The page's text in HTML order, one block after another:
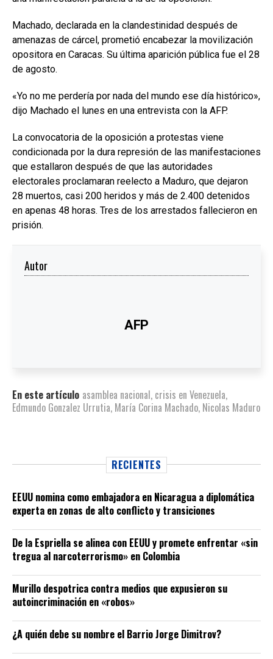
Machado, declarada en la clandestinidad después de
amenazas de cárcel, prometió encabezar la movilización
opositora en Caracas. Su última aparición pública fue el 28
de agosto.
«Yo no me perdería por nada del mundo ese día histórico»,
dijo Machado el lunes en una entrevista con la AFP.
La convocatoria de la oposición a protestas viene
condicionada por la dura represión de las manifestaciones
que estallaron después de que las autoridades
electorales proclamaran reelecto a Maduro, que dejaron
28 muertos, casi 200 heridos y más de 2.400 detenidos
en apenas 48 horas. Tres de los arrestados fallecieron en
prisión.
Autor
AFP
En este artículo asamblea nacional, crisis en Venezuela,
Edmundo Gonzalez Urrutia, María Corina Machado, Nicolas Maduro
RECIENTES
EEUU nomina como embajadora en Nicaragua a diplomática
experta en zonas de alto conflicto y transiciones
De la Espriella se alinea con EEUU y promete enfrentar «sin
tregua al narcoterrorismo» en Colombia
Murillo despotrica contra medios que expusieron su
autoincriminación en «robos»
¿A quién debe su nombre el Barrio Jorge Dimitrov?